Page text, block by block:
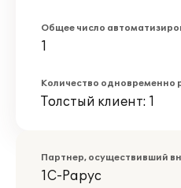
Общее число
1
Количество одновременно
Толстый клиент: 1
Партнер, осуществивший
1С-Рарус